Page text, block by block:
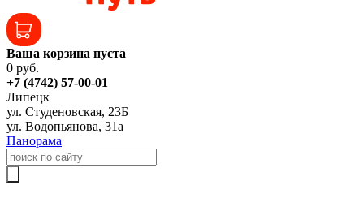
Ваша корзина пуста
0 руб.
+7 (4742) 57-00-01
Липецк
ул. Студеновская, 23Б
ул. Водопьянова, 31а
Панорама